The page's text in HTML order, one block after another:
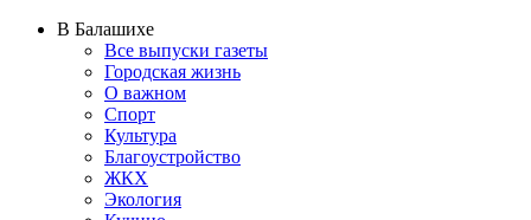
В Балашихе
Все выпуски газеты
Городская жизнь
О важном
Спорт
Культура
Благоустройство
ЖКХ
Экология